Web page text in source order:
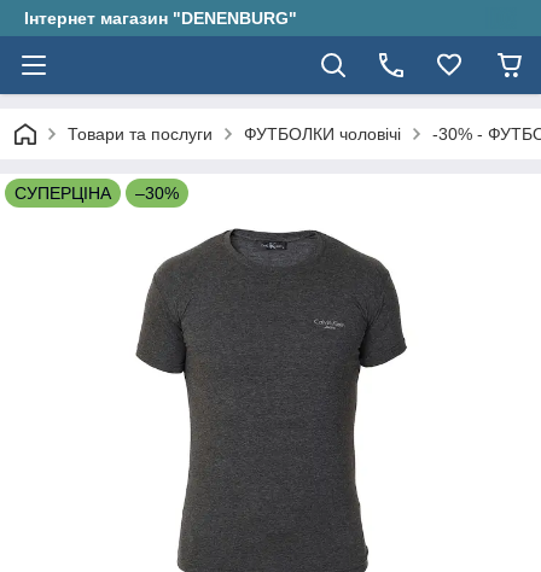
Інтернет магазин "DENENBURG"
Товари та послуги ФУТБОЛКИ чоловічі -30% -
СУПЕРЦІНА –30%